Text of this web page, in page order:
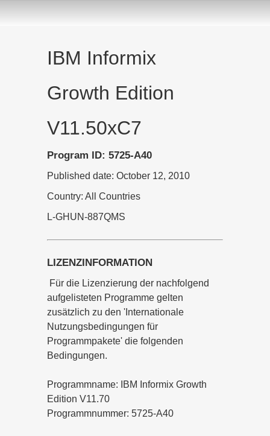
IBM Informix
Growth Edition
V11.50xC7
Program ID: 5725-A40
Published date: October 12, 2010
Country: All Countries
L-GHUN-887QMS
LIZENZINFORMATION
Für die Lizenzierung der nachfolgend
aufgelisteten Programme gelten
zusätzlich zu den 'Internationale
Nutzungsbedingungen für
Programmpakete' die folgenden
Bedingungen.
Programmname: IBM Informix Growth
Edition V11.70
Programmnummer: 5725-A40